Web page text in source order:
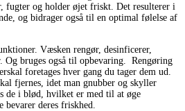
fugter og holder øjet friskt. Det resulterer i
og bidrager også til en optimal følelse af
Væsken rengør, desinficerer,
Og bruges også til opbevaring. Rengøring
foretages hver gang du tager dem ud.
fjernes, idet man gnubber og skyller
de i blød, hvilket er med til at øge
deres friskhed.